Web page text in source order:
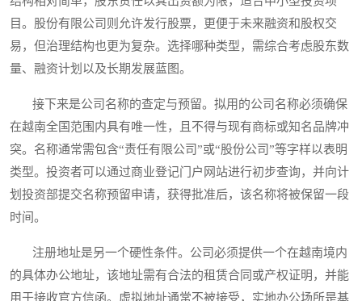
目。股份有限公司则允许发行股票，更便于未来融资和股权交
易，但治理结构也更为复杂。选择哪种类型，需综合考虑股东数
量、融资计划以及长期发展蓝图。
接下来是公司名称的查定与预留。拟用的公司名称必须确保
在越南全国范围内具有唯一性，且不得与现有商标或知名品牌冲
突。名称通常需包含“责任有限公司”或“股份公司”等字样以表明
类型。投资者可以通过商业登记门户网站进行初步查询，并向计
划投资部提交名称预留申请，获得批准后，该名称将被保留一段
时间。
注册地址是另一个硬性条件。公司必须提供一个在越南境内
的具体办公地址，该地址需有合法的租赁合同或产权证明，并能
用于接收官方信函。虚拟地址通常不被接受，实地办公场所是基